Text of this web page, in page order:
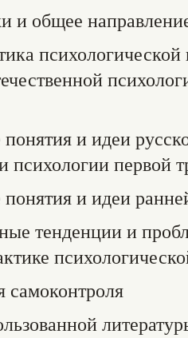
и общее
и идеи
психологии первой
и идеи
тенденции и